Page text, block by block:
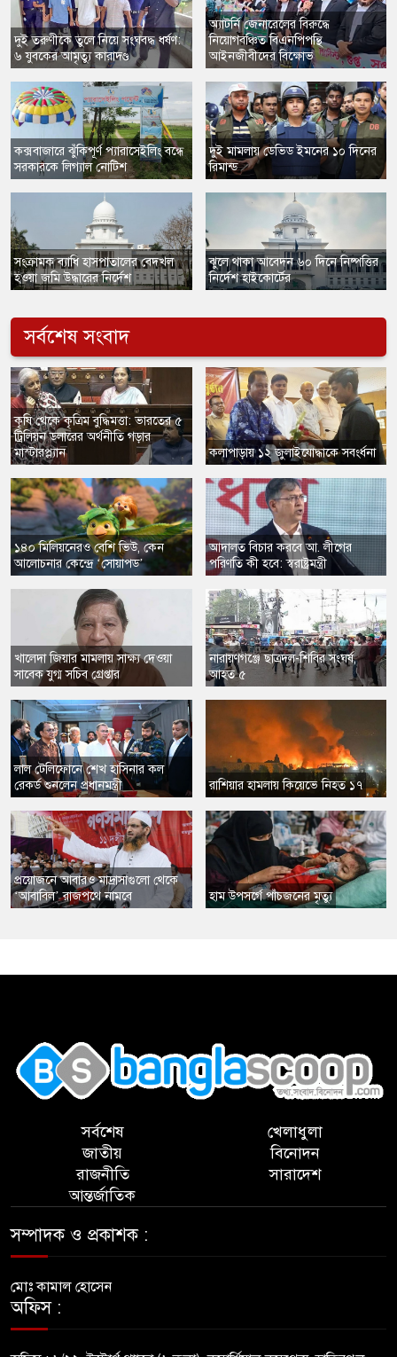
দুই তরুণীকে তুলে নিয়ে সংঘবদ্ধ ধর্ষণ:
৬ যুবকের আমৃত্যু কারাদণ্ড
কক্সবাজারে ঝুঁকিপূর্ণ প্যারাসেইলিং বন্ধে
সরকারকে লিগ্যাল নোটিশ
​সংক্রামক ব্যাধি হাসপাতালের বেদখল
হওয়া জমি উদ্ধারের নির্দেশ
​অ্যাটর্নি জেনারেলের বিরুদ্ধে
নিয়োগবঞ্চিত বিএনপিপন্থি
আইনজীবীদের বিক্ষোভ
​দুই মামলায় ডেভিড ইমনের ১০ দিনের
রিমান্ড
ঝুলে থাকা আবেদন ৬০ দিনে নিষ্পত্তির
নির্দেশ হাইকোর্টের
সর্বশেষ সংবাদ
কৃষি থেকে কৃত্রিম বুদ্ধিমত্তা: ভারতের ৫
ট্রিলিয়ন ডলারের অর্থনীতি গড়ার
মাস্টারপ্ল্যান
​১৪০ মিলিয়নেরও বেশি ভিউ, কেন
আলোচনার কেন্দ্রে ‘সোয়াপড’
​খালেদা জিয়ার মামলায় সাক্ষ্য দেওয়া
সাবেক যুগ্ম সচিব গ্রেপ্তার
​লাল টেলিফোনে শেখ হাসিনার কল
রেকর্ড শুনলেন প্রধানমন্ত্রী
​প্রয়োজনে আবারও মাদ্রাসাগুলো থেকে
‘আবাবিল’ রাজপথে নামবে
​কলাপাড়ায় ১২ জুলাইযোদ্ধাকে সবংর্ধনা
​আদালত বিচার করবে আ. লীগের
পরিণতি কী হবে: স্বরাষ্ট্রমন্ত্রী
​নারায়ণগঞ্জে ছাত্রদল-শিবির সংঘর্ষ,
আহত ৫
​রাশিয়ার হামলায় কিয়েভে নিহত ১৭
​হাম উপসর্গে পাঁচজনের মৃত্যু
সর্বশেষ
জাতীয়
রাজনীতি
আন্তর্জাতিক
খেলাধুলা
বিনোদন
সারাদেশ
সম্পাদক ও প্রকাশক :
মোঃ কামাল হোসেন
অফিস :